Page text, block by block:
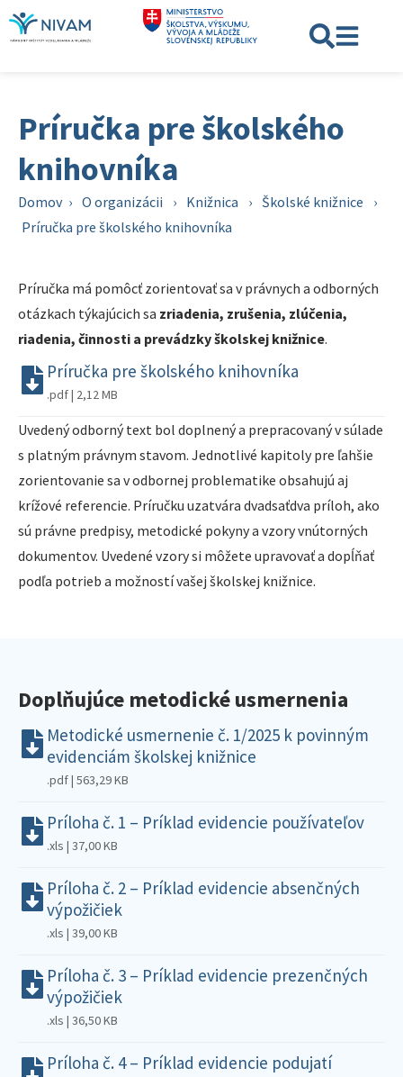
Príručka pre školského
knihovníka
Domov › O organizácii › Knižnica › Školské knižnice
›
Príručka pre školského knihovníka
Príručka má pomôcť zorientovať sa v právnych a odborných
otázkach týkajúcich sa zriadenia, zrušenia, zlúčenia,
riadenia, činnosti a prevádzky školskej knižnice.
Príručka pre školského knihovníka
.pdf | 2,12 MB
Uvedený odborný text bol doplnený a prepracovaný v súlade
s platným právnym stavom. Jednotlivé kapitoly pre ľahšie
zorientovanie sa v odbornej problematike obsahujú aj
krížové referencie. Príručku uzatvára dvadsaťdva príloh, ako
sú právne predpisy, metodické pokyny a vzory vnútorných
dokumentov. Uvedené vzory si môžete upravovať a dopĺňať
podľa potrieb a možností vašej školskej knižnice.
Doplňujúce metodické usmernenia
Metodické usmernenie č. 1/2025 k povinným
evidenciám školskej knižnice
.pdf | 563,29 KB
Príloha č. 1 – Príklad evidencie používateľov
.xls | 37,00 KB
Príloha č. 2 – Príklad evidencie absenčných
výpožičiek
.xls | 39,00 KB
Príloha č. 3 – Príklad evidencie prezenčných
výpožičiek
.xls | 36,50 KB
Príloha č. 4 – Príklad evidencie podujatí